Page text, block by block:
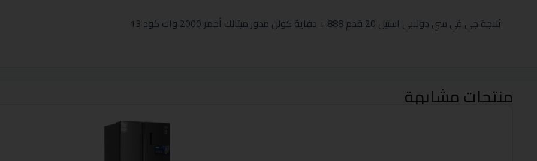
ثلاجة جي في سي دولابي استيل 20 قدم 888 + دفاية كولن مدور ميتالك أحمر 2000 وات كود 13
منتجات مشابهة